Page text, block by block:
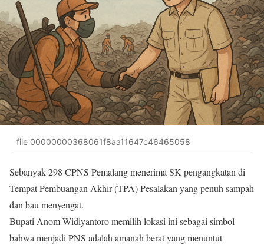
file 00000000368061f8aa11647c46465058
Sebanyak 298 CPNS Pemalang menerima SK pengangkatan di
Tempat Pembuangan Akhir (TPA) Pesalakan yang penuh sampah
dan bau menyengat.
Bupati Anom Widiyantoro memilih lokasi ini sebagai simbol
bahwa menjadi PNS adalah amanah berat yang menuntut